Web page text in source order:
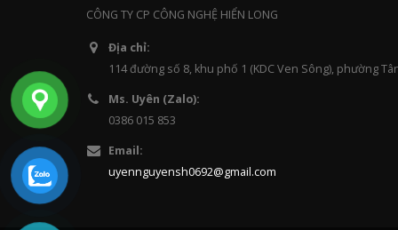
CÔNG TY CP CÔNG NGHỆ HIỂN LONG
Địa chỉ:
114 đường số 8, khu phố 1 (KDC Ven Sông), phường
Ms. Uyên (Zalo):
0386 015 853
Email:
uyennguyensh0692@gmail.com